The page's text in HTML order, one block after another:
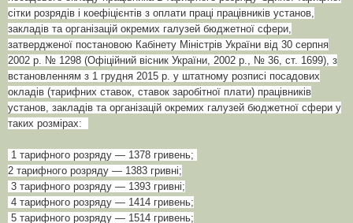
сітки розрядів і коефіцієнтів з оплати праці працівників установ,
закладів та організацій окремих галузей бюджетної сфери,
затвердженої постановою Кабінету Міністрів України від 30 серпня
2002 р. № 1298 (Офіційний вісник України, 2002 р., № 36, ст. 1699), з
встановленням з 1 грудня 2015 р. у штатному розписі посадових
окладів (тарифних ставок, ставок заробітної плати) працівників
установ, закладів та організацій окремих галузей бюджетної сфери у
таких розмірах:
1 тарифного розряду — 1378 гривень;
2 тарифного розряду — 1383 гривні;
3 тарифного розряду — 1393 гривні;
4 тарифного розряду — 1414 гривень;
5 тарифного розряду — 1514 гривень;